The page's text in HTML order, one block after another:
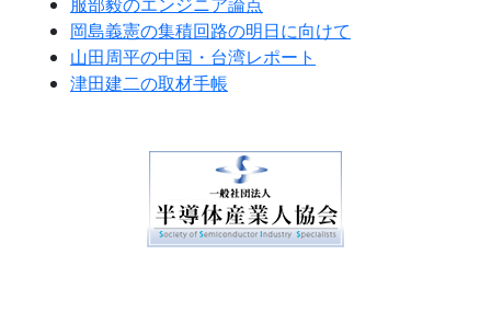
岡島義憲の集積回路の明日に向けて
山田周平の中国・台湾レポート
津田建二の取材手帳